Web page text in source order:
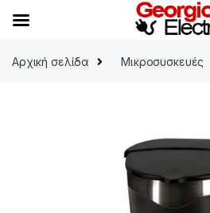
Αρχική σελίδα
Μικροσυσκευές